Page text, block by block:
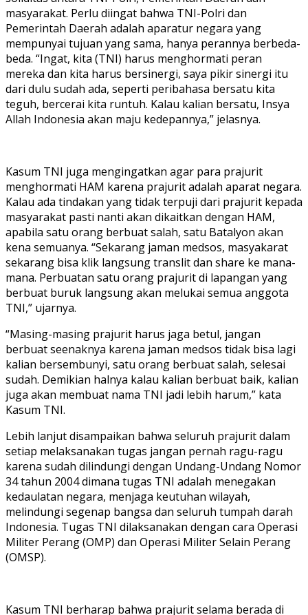
masyarakat. Perlu diingat bahwa TNI-Polri dan
Pemerintah Daerah adalah aparatur negara yang
mempunyai tujuan yang sama, hanya perannya berbeda-
beda. “Ingat, kita (TNI) harus menghormati peran
mereka dan kita harus bersinergi, saya pikir sinergi itu
dari dulu sudah ada, seperti peribahasa bersatu kita
teguh, bercerai kita runtuh. Kalau kalian bersatu, Insya
Allah Indonesia akan maju kedepannya,” jelasnya.
Kasum TNI juga mengingatkan agar para prajurit
menghormati HAM karena prajurit adalah aparat negara.
Kalau ada tindakan yang tidak terpuji dari prajurit kepada
masyarakat pasti nanti akan dikaitkan dengan HAM,
apabila satu orang berbuat salah, satu Batalyon akan
kena semuanya. “Sekarang jaman medsos, masyakarat
sekarang bisa klik langsung translit dan share ke mana-
mana. Perbuatan satu orang prajurit di lapangan yang
berbuat buruk langsung akan melukai semua anggota
TNI,” ujarnya.
“Masing-masing prajurit harus jaga betul, jangan
berbuat seenaknya karena jaman medsos tidak bisa lagi
kalian bersembunyi, satu orang berbuat salah, selesai
sudah. Demikian halnya kalau kalian berbuat baik, kalian
juga akan membuat nama TNI jadi lebih harum,” kata
Kasum TNI.
Lebih lanjut disampaikan bahwa seluruh prajurit dalam
setiap melaksanakan tugas jangan pernah ragu-ragu
karena sudah dilindungi dengan Undang-Undang Nomor
34 tahun 2004 dimana tugas TNI adalah menegakan
kedaulatan negara, menjaga keutuhan wilayah,
melindungi segenap bangsa dan seluruh tumpah darah
Indonesia. Tugas TNI dilaksanakan dengan cara Operasi
Militer Perang (OMP) dan Operasi Militer Selain Perang
(OMSP).
Kasum TNI berharap bahwa prajurit selama berada di